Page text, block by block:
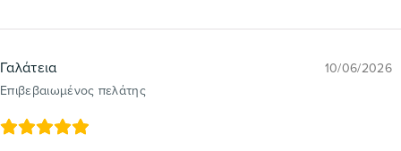
Γαλάτεια
Επιβεβαιωμένος πελάτης
10/06/2026